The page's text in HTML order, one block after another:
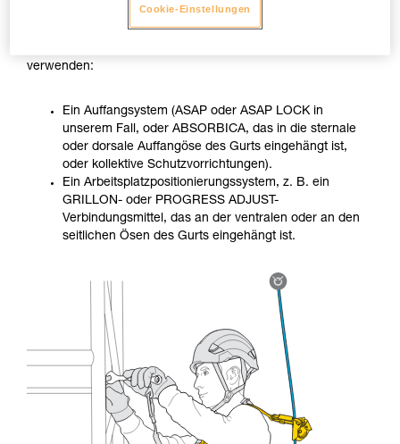
Wenn sich die arbeitende Person nicht in einer stabilen
verwenden:
Ein Auffangsystem (ASAP oder ASAP LOCK in
unserem Fall, oder ABSORBICA, das in die sternale
oder dorsale Auffangöse des Gurts eingehängt ist,
oder kollektive Schutzvorrichtungen).
Ein Arbeitsplatzpositionierungssystem, z. B. ein
GRILLON- oder PROGRESS ADJUST-
Verbindungsmittel, das an der ventralen oder an den
seitlichen Ösen des Gurts eingehängt ist.
Cookie-Einstellungen